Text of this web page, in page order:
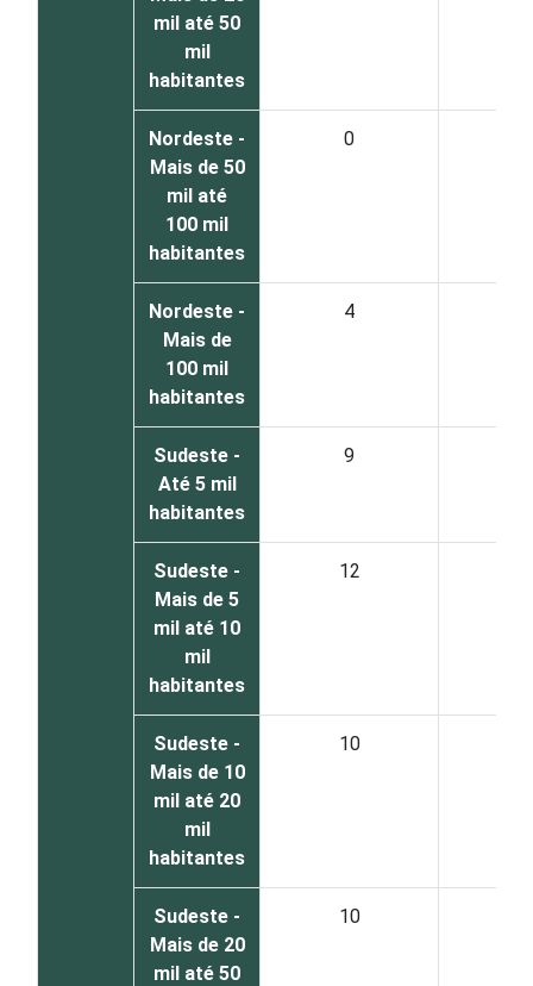
mil até 50
mil
habitantes
Nordeste -
Mais de 50
mil até
100 mil
habitantes
0
Nordeste -
Mais de
100 mil
habitantes
4
Sudeste -
Até 5 mil
habitantes
9
Sudeste -
Mais de 5
mil até 10
mil
habitantes
12
Sudeste -
Mais de 10
mil até 20
mil
habitantes
10
Sudeste -
Mais de 20
mil até 50
10